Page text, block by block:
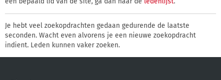
Je hebt veel zoekopdrachten gedaan gedurende de laatste
seconden. Wacht even alvorens je een nieuwe zoekopdracht
indient. Leden kunnen vaker zoeken.